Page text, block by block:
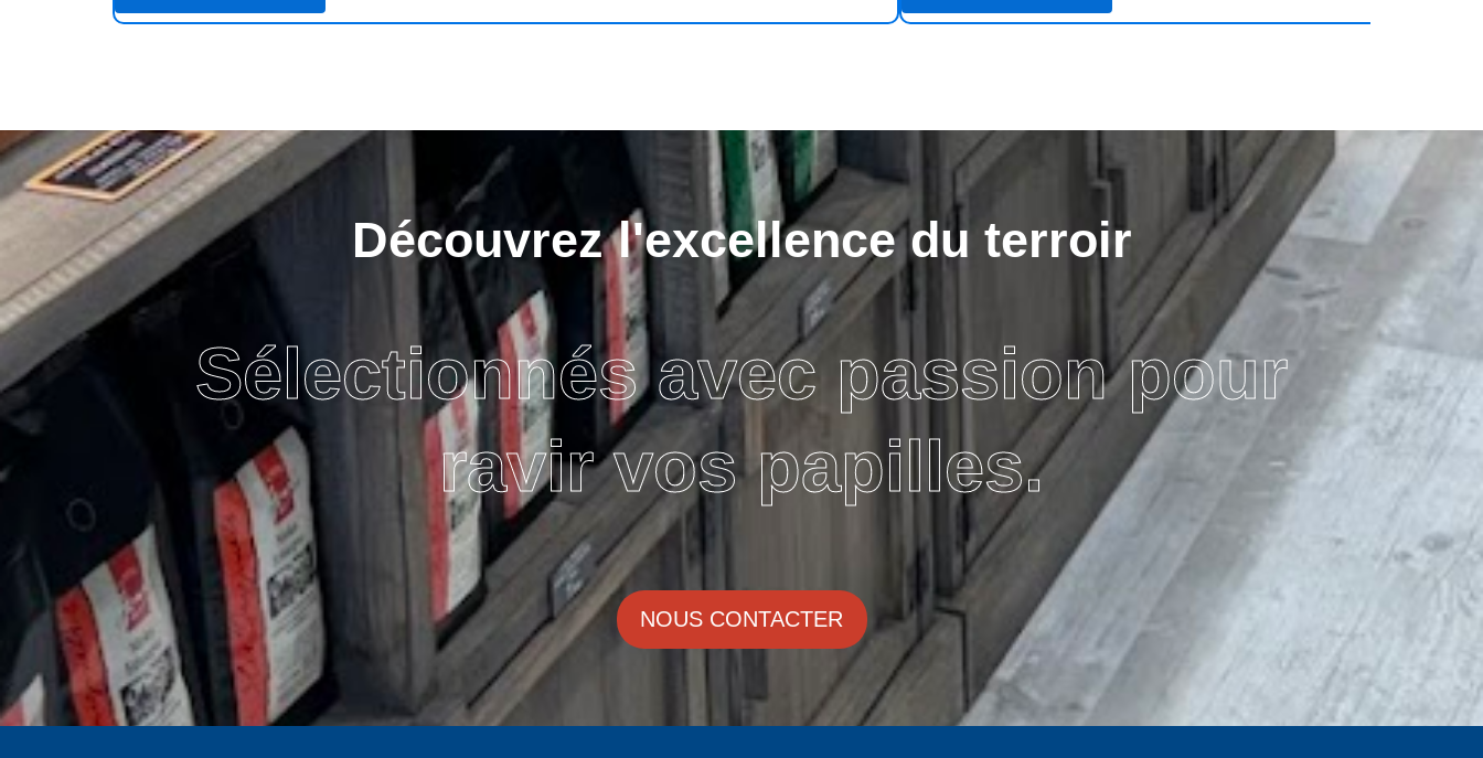
Découvrez l'excellence du terroir
Sélectionnés avec passion pour
ravir vos papilles.
NOUS CONTACTER